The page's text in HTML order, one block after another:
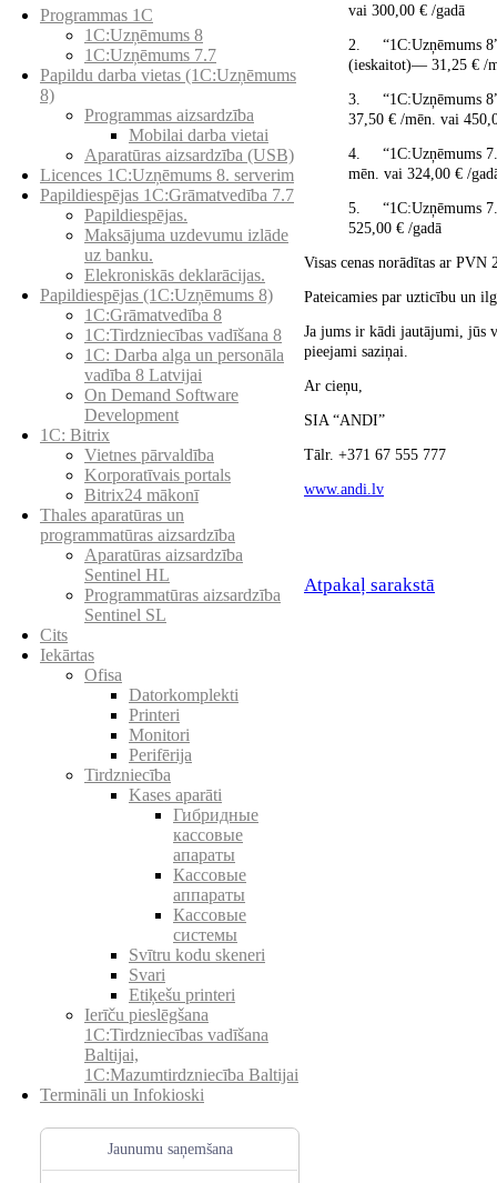
Programmas 1C
1C:Uzņēmums 8
1C:Uzņēmums 7.7
Papildu darba vietas (1C:Uzņēmums
8)
Programmas aizsardzība
Mobilai darba vietai
Aparatūras aizsardzība (USB)
Licences 1C:Uzņēmums 8. serverim
Papildiespējas 1C:Grāmatvedība 7.7
Papildiespējas.
Maksājuma uzdevumu izlāde
uz banku.
Elekroniskās deklarācijas.
Papildiespējas (1C:Uzņēmums 8)
1C:Grāmatvedība 8
1C:Tirdzniecības vadīšana 8
1С: Darba alga un personāla
vadība 8 Latvijai
On Demand Software
Development
1C: Bitrix
Vietnes pārvaldība
Korporatīvais portals
Bitrix24 mākonī
Thales aparatūras un
programmatūras aizsardzība
Aparatūras aizsardzība
Sentinel HL
Programmatūras aizsardzība
Sentinel SL
Cits
Iekārtas
Ofisa
Datorkomplekti
Printeri
Monitori
Perifērija
Tirdzniecība
Kases aparāti
Гибридные
кассовые
апараты
Кассовые
аппараты
Кассовые
системы
Svītru kodu skeneri
Svari
Etiķešu printeri
Ierīču pieslēgšana
1C:Tirdzniecības vadīšana
Baltijai,
1C:Mazumtirdzniecība Baltijai
Termināli un Infokioski
Jaunumu saņemšana
vai 300,00 € /gadā
2. “1С:Uzņēmums
(ieskaitot)— 31,25 € /
3. “1С:Uzņēmums
37,50 € /mēn. vai
4. “1С:Uzņēmums
mēn. vai 324,00 € /
5. “1С:Uzņēmums
525,00 € /gadā
Visas cenas norādītas ar PVN
Pateicamies par uzticību un
Ja jums ir kādi jautājumi, jūs
pieejami saziņai.
Ar cieņu,
SIA “ANDI”
Tālr. +371 67 555 777
www.andi.lv
Atpakaļ sarakstā